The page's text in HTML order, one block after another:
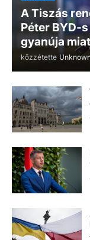
A Tiszás
Péter BYD-
gyanúja
közzétette